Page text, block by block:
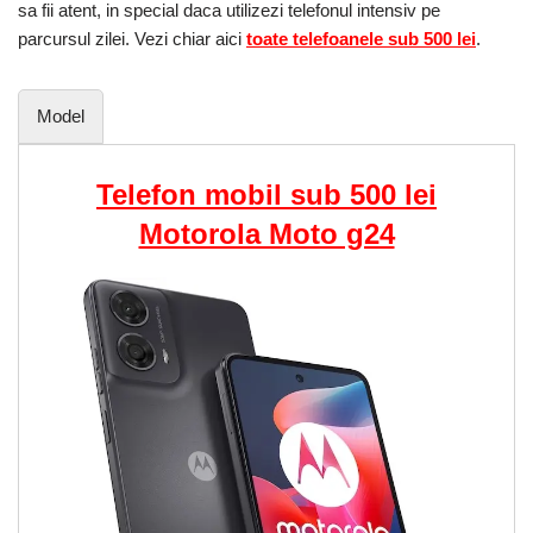
sa fii atent, in special daca utilizezi telefonul intensiv pe
parcursul zilei. Vezi chiar aici toate telefoanele sub 500 lei.
Model
Telefon mobil sub 500 lei
Motorola Moto g24